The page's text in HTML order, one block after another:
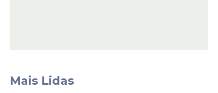
mudanças desde o primeiro turno, com a
Mais Lidas